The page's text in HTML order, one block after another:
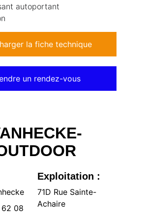
autoportant
la fiche technique
un rendez-vous
08
Exploitation :
71D Rue Sainte-
Achaire